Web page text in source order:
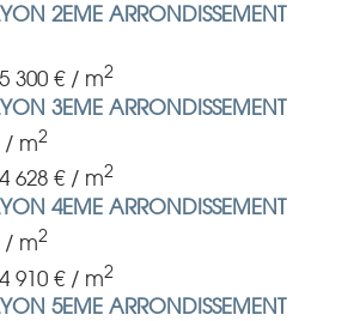
2EME ARRONDISSEMENT
300 € / m2
3EME ARRONDISSEMENT
/ m2
628 € / m2
4EME ARRONDISSEMENT
/ m2
910 € / m2
5EME ARRONDISSEMENT